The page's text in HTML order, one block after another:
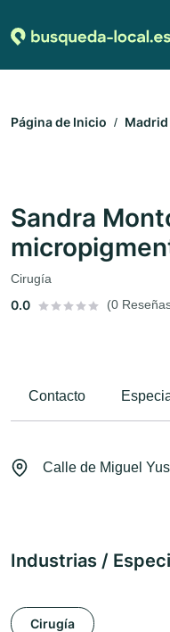
Página de Inicio Madrid
Sandra
Cirugía
0.0 (0
Contacto
Calle de Miguel
Industrias /
Cirugía